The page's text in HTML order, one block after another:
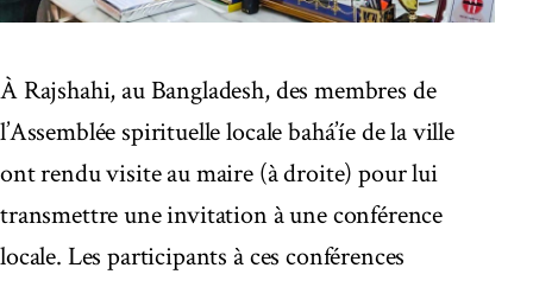
À Rajshahi, au Bangladesh, des membres de
l’Assemblée spirituelle locale bahá’íe de la ville
ont rendu visite au maire (à droite) pour lui
transmettre une invitation à une conférence
locale. Les participants à ces conférences